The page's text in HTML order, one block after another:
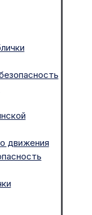
движения